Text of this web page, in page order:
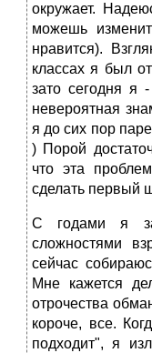
окружает.
можешь
нравится).
классах я был
зато сегодня я
невероятная
я до сих пор
) Порой
что эта
сделать первый
С годами я
сложностями
сейчас
Мне кажется
отрочества
короче, все.
подходит", я